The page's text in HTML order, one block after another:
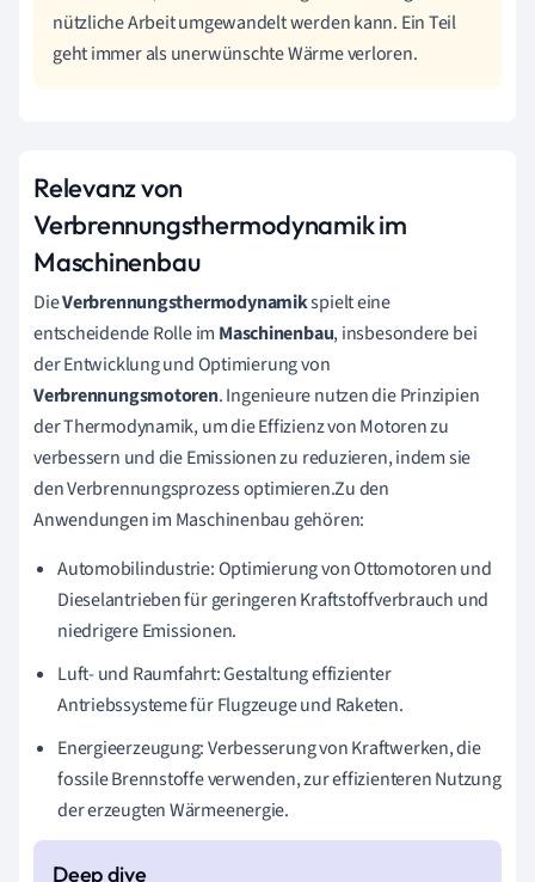
nützliche Arbeit umgewandelt werden kann. Ein Teil
geht immer als unerwünschte Wärme verloren.
Relevanz von
Verbrennungsthermodynamik im
Maschinenbau
DieVerbrennungsthermodynamikspielt eine
entscheidende Rolle im Maschinenbau, insbesondere bei
der Entwicklung und Optimierung von
Verbrennungsmotoren. Ingenieure nutzen die Prinzipien
der Thermodynamik, um die Effizienz von Motoren zu
verbessern und die Emissionen zu reduzieren, indem sie
den Verbrennungsprozess optimieren.Zu den
Anwendungen im Maschinenbau gehören:
Automobilindustrie: Optimierung von Ottomotoren und
Dieselantrieben für geringeren Kraftstoffverbrauch und
niedrigere Emissionen.
Luft- und Raumfahrt: Gestaltung effizienter
Antriebssysteme für Flugzeuge und Raketen.
Energieerzeugung: Verbesserung von Kraftwerken, die
fossile Brennstoffe verwenden, zur effizienteren Nutzung
der erzeugten Wärmeenergie.